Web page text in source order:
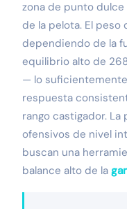
zona de punto
de la pelota. El
dependiendo de la
equilibrio alto de
— lo
respuesta
rango castigador. La
ofensivos de nivel
buscan una
balance alto de la